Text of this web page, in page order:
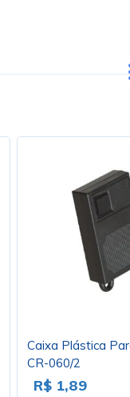
Caixa Plástica
CR-060/2
R$ 1,89